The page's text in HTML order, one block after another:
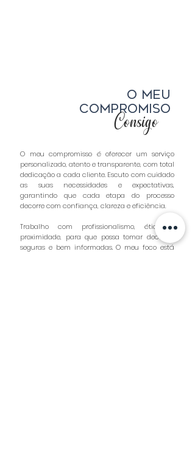
O MEU
COMPROMISO
Consigo
O meu compromisso é oferecer um serviço
personalizado, atento e transparente, com total
dedicação a cada cliente. Escuto com cuidado
as suas necessidades e expectativas,
garantindo que cada etapa do processo
decorre com confiança, clareza e eficiência.
Trabalho com profissionalismo, ética e
proximidade, para que possa tomar decisões
seguras e bem informadas. O meu foco está